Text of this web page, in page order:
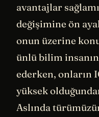
avantajlar
değişimine ön
onun üzerine
ünlü bilim
ederken, onların
yüksek
Aslında